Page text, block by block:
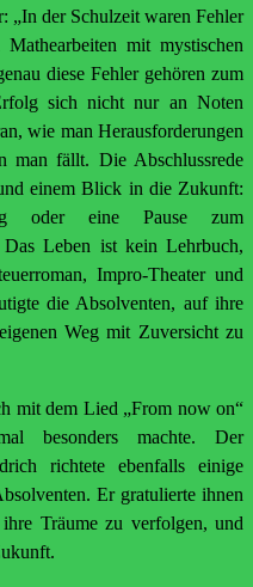
„In der Schulzeit waren Fehler
mit mystischen
diese Fehler gehören zum
sich nicht nur an Noten
wie man Herausforderungen
man fällt. Die Abschlussrede
einem Blick in die Zukunft:
oder eine Pause zum
Leben ist kein Lehrbuch,
Impro-Theater und
die Absolventen, auf ihre
Weg mit Zuversicht zu
mit dem Lied „From now on“
besonders machte. Der
richtete ebenfalls einige
Er gratulierte ihnen
Träume zu verfolgen, und